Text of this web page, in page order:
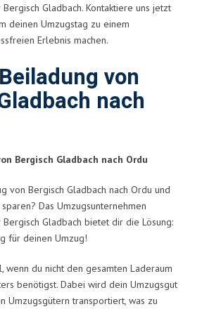
Gladbach. Kontaktiere uns jetzt
deinen Umzugstag zu einem
Erlebnis machen.
von
nach
Bergisch Gladbach nach Ordu
von Bergisch Gladbach nach Ordu und
Das Umzugsunternehmen
Gladbach bietet dir die Lösung:
für deinen Umzug!
wenn du nicht den gesamten Laderaum
benötigst. Dabei wird dein Umzugsgut
Umzugsgütern transportiert, was zu